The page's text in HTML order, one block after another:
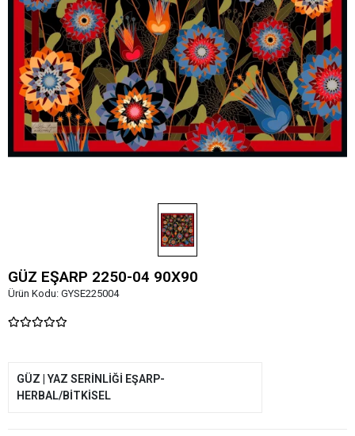
GÜZ EŞARP 2250-04 90X90
Ürün Kodu: GYSE225004
GÜZ | YAZ SERİNLİĞİ EŞARP-
HERBAL/BİTKİSEL